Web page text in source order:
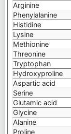
Arginine
Phenylalanine
Histidine
Lysine
Methionine
Threonine
Tryptophan
Hydroxyproline
Aspartic acid
Serine
Glutamic acid
Glycine
Alanine
Proline